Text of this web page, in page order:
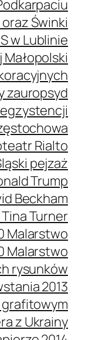
Świnki
w Lublinie
zauropsyd
Rialto
pejzaż
Trump
Beckham
Tina Turner
Malarstwo
Malarstwo
rysunków
2013
z Ukrainy